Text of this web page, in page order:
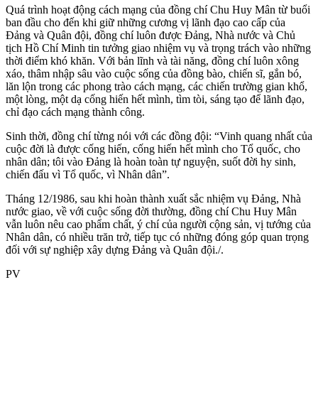
Quá trình hoạt động cách mạng của đồng chí Chu Huy Mân từ buổi
ban đầu cho đến khi giữ những cương vị lãnh đạo cao cấp của
Đảng và Quân đội, đồng chí luôn được Đảng, Nhà nước và Chủ
tịch Hồ Chí Minh tin tưởng giao nhiệm vụ và trọng trách vào những
thời điểm khó khăn. Với bản lĩnh và tài năng, đồng chí luôn xông
xáo, thâm nhập sâu vào cuộc sống của đồng bào, chiến sĩ, gắn bó,
lăn lộn trong các phong trào cách mạng, các chiến trường gian khổ,
một lòng, một dạ cống hiến hết mình, tìm tòi, sáng tạo để lãnh đạo,
chỉ đạo cách mạng thành công.
Sinh thời, đồng chí từng nói với các đồng đội: “Vinh quang nhất của
cuộc đời là được cống hiến, cống hiến hết mình cho Tổ quốc, cho
nhân dân; tôi vào Đảng là hoàn toàn tự nguyện, suốt đời hy sinh,
chiến đấu vì Tổ quốc, vì Nhân dân”.
Tháng 12/1986, sau khi hoàn thành xuất sắc nhiệm vụ Đảng, Nhà
nước giao, về với cuộc sống đời thường, đồng chí Chu Huy Mân
vẫn luôn nêu cao phẩm chất, ý chí của người cộng sản, vị tướng của
Nhân dân, có nhiều trăn trở, tiếp tục có những đóng góp quan trọng
đối với sự nghiệp xây dựng Đảng và Quân đội./.
PV